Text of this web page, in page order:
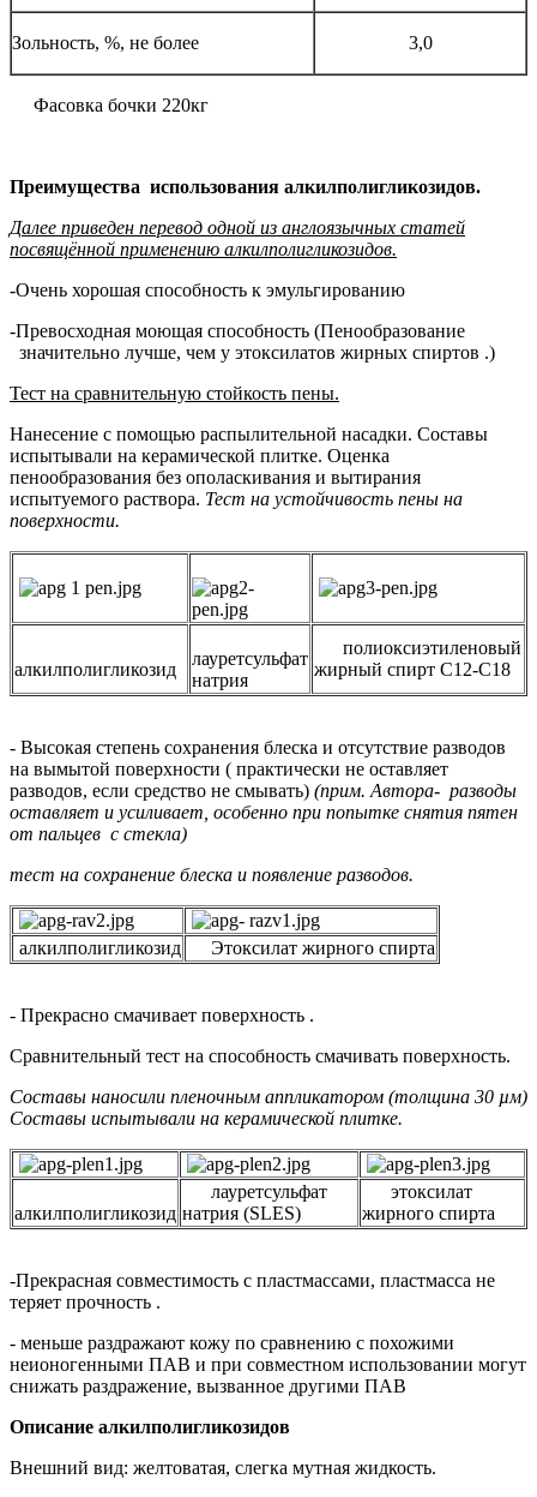
Зольность, %, не более 3,0
Фасовка бочки 220кг
Преимущества использования алкилполигликозидов.
Далее приведен перевод одной из англоязычных статей
посвящённой применению алкилполигликозидов.
-Очень хорошая способность к эмульгированию
-Превосходная моющая способность (Пенообразование
значительно лучше, чем у этоксилатов жирных спиртов .)
Тест на сравнительную стойкость пены.
Нанесение с помощью распылительной насадки. Составы
испытывали на керамической плитке. Оценка
пенообразования без ополаскивания и вытирания
испытуемого раствора. Тест на устойчивость пены на
поверхности.
алкилполигликозид
лауретсульфат
натрия
полиоксиэтиленовый
жирный спирт С12-С18
- Высокая степень сохранения блеска и отсутствие разводов
на вымытой поверхности ( практически не оставляет
разводов, если средство не смывать) (прим. Автора- разводы
оставляет и усиливает, особенно при попытке снятия пятен
от пальцев с стекла)
тест на сохранение блеска и появление разводов.
алкилполигликозид Этоксилат жирного спирта
- Прекрасно смачивает поверхность .
Сравнительный тест на способность смачивать поверхность.
Составы наносили пленочным аппликатором (толщина 30 µм)
Составы испытывали на керамической плитке.
алкилполигликозид
лауретсульфат
натрия (SLES)
этоксилат
жирного спирта
-Прекрасная совместимость с пластмассами, пластмасса не
теряет прочность .
- меньше раздражают кожу по сравнению с похожими
неионогенными ПАВ и при совместном использовании могут
снижать раздражение, вызванное другими ПАВ
Описание алкилполигликозидов
Внешний вид: желтоватая, слегка мутная жидкость.